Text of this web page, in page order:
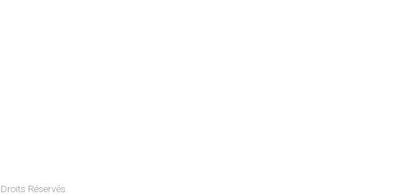
Réservés.